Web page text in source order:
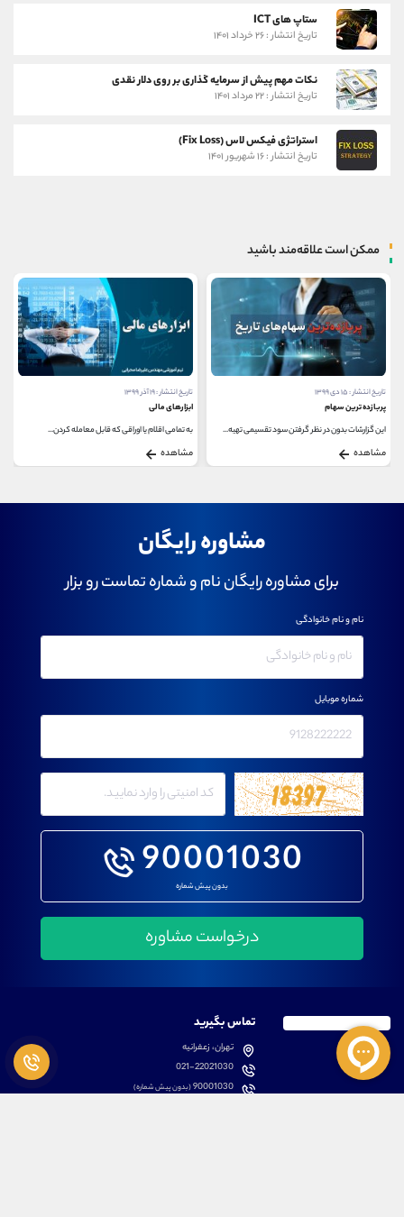
ستاپ های ICT
تاریخ انتشار : ۲۶ خرداد ۱۴۰۱
نکات مهم پیش از سرمایه گذاری بر روی دلار نقدی
تاریخ انتشار : ۲۲ مرداد ۱۴۰۱
استراتژی فیکس لاس (Fix Loss)
تاریخ انتشار : ۱۶ شهریور ۱۴۰۱
ممکن است علاقه‌مند باشید
تاریخ انتشار : ۱۹ آذر ۱۳۹۹
ابزارهای مالی
به تمامی اقلام یا اوراقی که قابل معامله کردن...
مشاهده
تاریخ انتشار : ۶ دی ۱۳۹۹
پنج گام اول ورود به بورس اوراق بهادار
بازار سرمایه همواره به عنوان یک محیط جذاب برای...
مشاهده
مشاوره رایگان
برای مشاوره رایگان نام و شماره تماست رو بزار
90001030
بدون پیش شماره
نام و نام خانوادگی
شماره موبایل
تماس بگیرید
تهران، زعفرانیه
021-22021030
90001030(بدون پیش شماره)